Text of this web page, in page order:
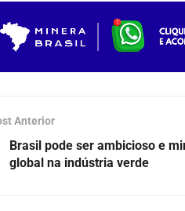
Anterior
Brasil pode ser ambicioso e
global na indústria verde